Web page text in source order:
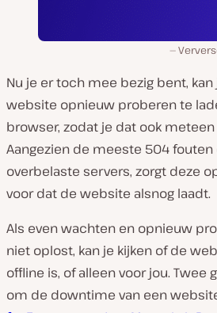
Nu je er toch mee bezig bent,
website opnieuw proberen te
browser, zodat je dat ook
Aangezien de meeste 504
overbelaste servers, zorgt deze
voor dat de website alsnog laadt.
Als even wachten en opnieuw
niet oplost, kan je kijken of de
offline is, of alleen voor jou. Twee
om de downtime van een